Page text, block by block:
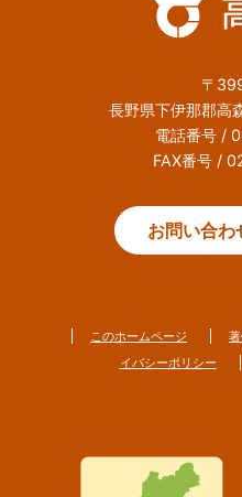
〒
長野県下伊那郡高
電話番号 /
FAX番号 /
お問い合わ
このホームページ
イバシーポリシー